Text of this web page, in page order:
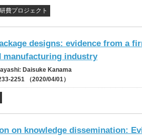
費プロジェクト
designs: evidence from a
manufacturing industry
Daisuke Kanama
2251 （2020/04/01）
on knowledge dissemination: